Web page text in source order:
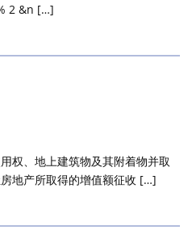
2 &n […]
权、地上建筑物及其附着物并取
地产所取得的增值额征收 […]